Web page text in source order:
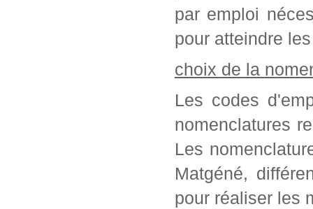
par emploi
pour atteindre
choix de la
Les codes
nomenclatures
Les
Matgéné,
pour réaliser les